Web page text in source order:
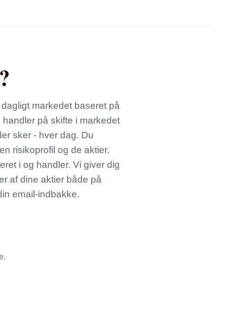
markedet baseret på
på skifte i markedet
sker - hver dag. Du
risikoprofil og de aktier,
i og handler. Vi giver dig
af dine aktier både på
email-indbakke.